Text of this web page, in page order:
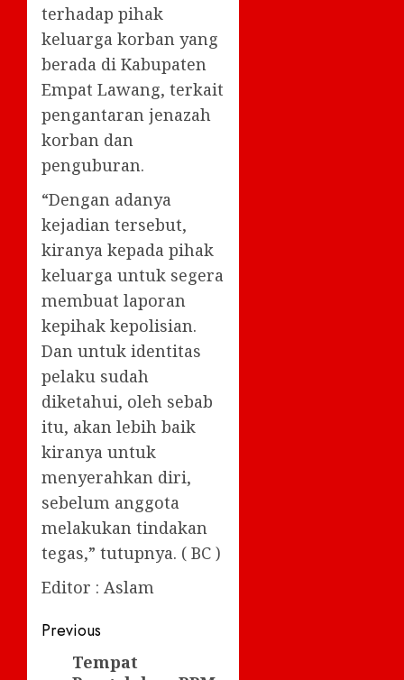
terhadap pihak
keluarga korban yang
berada di Kabupaten
Empat Lawang, terkait
pengantaran jenazah
korban dan
penguburan.
“Dengan adanya
kejadian tersebut,
kiranya kepada pihak
keluarga untuk segera
membuat laporan
kepihak kepolisian.
Dan untuk identitas
pelaku sudah
diketahui, oleh sebab
itu, akan lebih baik
kiranya untuk
menyerahkan diri,
sebelum anggota
melakukan tindakan
tegas,” tutupnya. ( BC )
Editor : Aslam
Post
navigation
Previous
Previous
Tempat